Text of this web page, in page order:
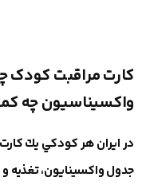
كارت مراقبت كودک
واكسيناسيون چه
در ايران هر كودكي يك
جدول واكسينايون،